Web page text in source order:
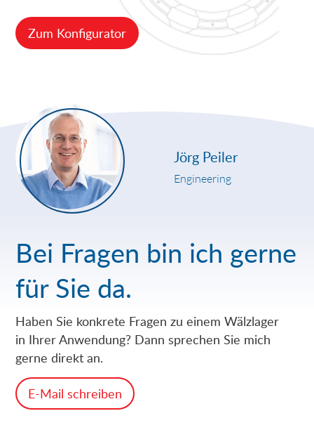
Zum Konfigurator
Jörg Peiler
Engineering
Bei Fragen bin ich gerne
für Sie da.
Haben Sie konkrete Fragen zu einem Wälzlager
in Ihrer Anwendung? Dann sprechen Sie mich
gerne direkt an.
E-Mail schreiben